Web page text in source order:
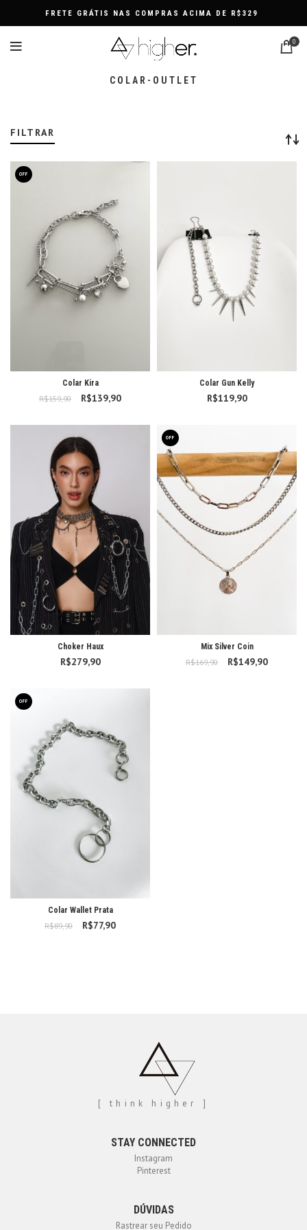
FRETE GRÁTIS NAS COMPRAS ACIMA DE R$329
0
COLAR-OUTLET
FILTRAR
OFF
Colar Kira
R$159,90
O preço original
R$139,90
R$139,90.
Colar Gun Kelly
R$119,90
Choker Haux
R$279,90
OFF
Mix Silver Coin
R$169,90
O preço original
R$149,90
OFF
Colar Wallet Prata
R$89,90
O preço original
R$77,90
[ think higher ]
STAY CONNECTED
Instagram
Pinterest
DÚVIDAS
Rastrear seu Pedido